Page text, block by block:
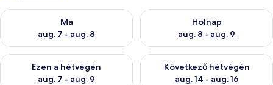
Ma
aug. 7 - aug. 8
A ma esti rendelkezésre állás ellenőrzése: aug. 7 - aug. 8
Holnap
aug. 8 - aug. 9
A holnapi rendelkezésre állás
Ezen a hétvégén
aug. 7 - aug. 9
A mostani hétvégi rendelkezésre állás ellenőrzése: aug. 7 -
Következő hétvégén
aug. 14 - aug. 16
A következő hétvégi